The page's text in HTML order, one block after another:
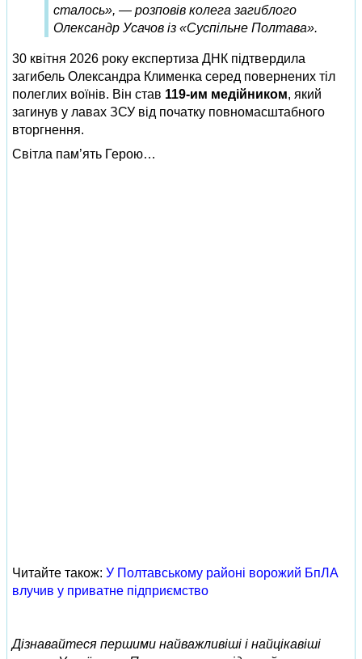
сталось», — розповів колега загиблого
Олександр Усачов із «Суспільне Полтава».
30 квітня 2026 року експертиза ДНК підтвердила
загибель Олександра Клименка серед повернених тіл
полеглих воїнів. Він став 119‑им медійником, який
загинув у лавах ЗСУ від початку повномасштабного
вторгнення.
Світла пам’ять Герою…
Читайте також: У Полтавському районі ворожий БпЛА
влучив у приватне підприємство
Дізнавайтеся першими найважливіші і найцікавіші